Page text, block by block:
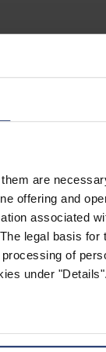
are
offering and
associated
legal basis
of
under
cookies by